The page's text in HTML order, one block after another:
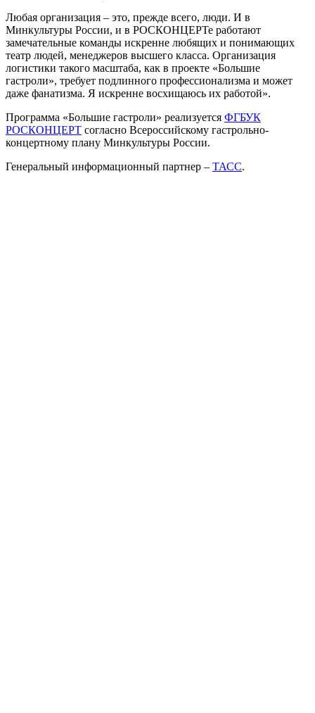
Любая организация – это, прежде всего, люди. И в
Минкультуры России, и в РОСКОНЦЕРТе работают
замечательные команды искренне любящих и понимающих
театр людей, менеджеров высшего класса. Организация
логистики такого масштаба, как в проекте «Большие
гастроли», требует подлинного профессионализма и может
даже фанатизма. Я искренне восхищаюсь их работой».
Программа «Большие гастроли» реализуется ФГБУК
РОСКОНЦЕРТ согласно Всероссийскому гастрольно-
концертному плану Минкультуры России.
Генеральный информационный партнер – ТАСС.